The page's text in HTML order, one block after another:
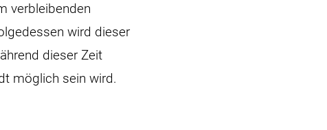
verbleibenden
wird dieser
dieser Zeit
möglich sein wird.